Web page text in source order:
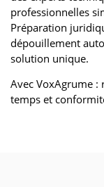
professionnelles
Préparation
dépouillement
solution unique.
Avec VoxAgrume :
temps et